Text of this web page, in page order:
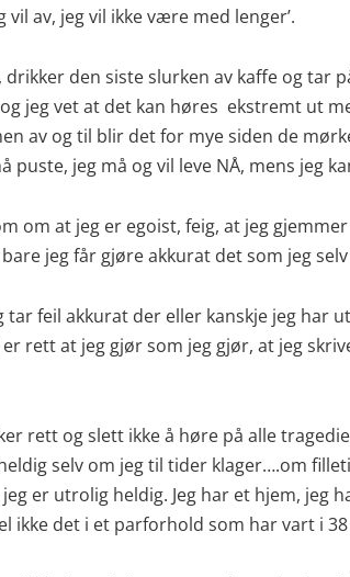
vil av, jeg vil ikke være med lenger’.
den siste slurken av kaffe og tar
jeg vet at det kan høres ekstremt ut
av og til blir det for mye siden de
puste, jeg må og vil leve NÅ, mens jeg
om at jeg er egoist, feig, at jeg
jeg får gjøre akkurat det som jeg
feil akkurat der eller kanskje jeg har
er rett at jeg gjør som jeg gjør, at jeg
rett og slett ikke å høre på alle
selv om jeg til tider klager….om
er utrolig heldig. Jeg har et hjem,
ikke det i et parforhold som har vart i 38